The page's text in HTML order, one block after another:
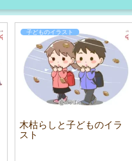
子どものイラスト
木枯らしと子どものイラ
スト